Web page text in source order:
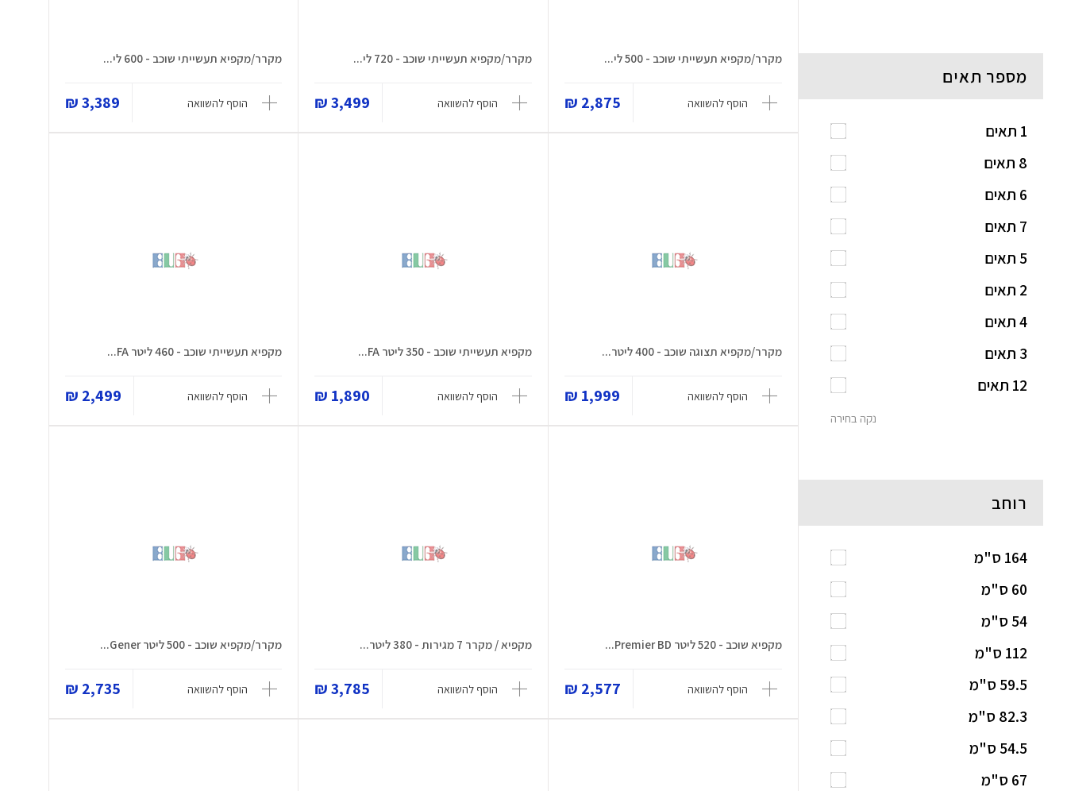
מקרר/מקפיא תעשייתי שוכב - 500 לי...
הוסף להשוואה 2,875 ₪
מקרר/מקפיא תעשייתי שוכב - 720 לי...
הוסף להשוואה 3,499 ₪
מקרר/מקפיא תעשייתי שוכב - 600 לי...
הוסף להשוואה 3,389 ₪
מקרר/מקפיא תצוגה שוכב - 400 ליטר...
הוסף להשוואה 1,999 ₪
מקפיא תעשייתי שוכב - 350 ליטר FA...
הוסף להשוואה 1,890 ₪
מקפיא תעשייתי שוכב - 460 ליטר FA...
הוסף להשוואה 2,499 ₪
מקפיא שוכב - 520 ליטר Premier BD...
הוסף להשוואה 2,577 ₪
מקפיא / מקרר 7 מגירות - 380 ליטר...
הוסף להשוואה 3,785 ₪
מקרר/מקפיא שוכב - 500 ליטר Gener...
הוסף להשוואה 2,735 ₪
מספר תאים
1 תאים
8 תאים
6 תאים
7 תאים
5 תאים
2 תאים
4 תאים
3 תאים
12 תאים
נקה בחירה
רוחב
164 ס"מ
60 ס"מ
54 ס"מ
112 ס"מ
59.5 ס"מ
82.3 ס"מ
54.5 ס"מ
67 ס"מ